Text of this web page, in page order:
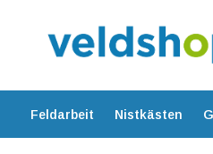
Feldarbeit Nistkästen